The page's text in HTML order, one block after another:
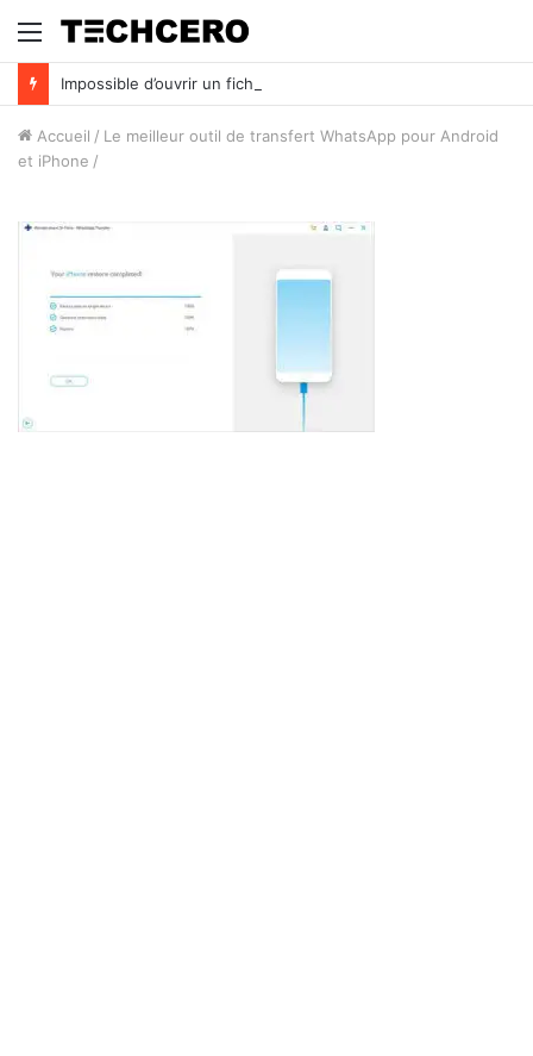
Menu
Impossible d’ouvrir un fichier Excel ? Voici 7 solutions !
Accueil / Le meilleur outil de transfert WhatsApp pour Android
et iPhone /